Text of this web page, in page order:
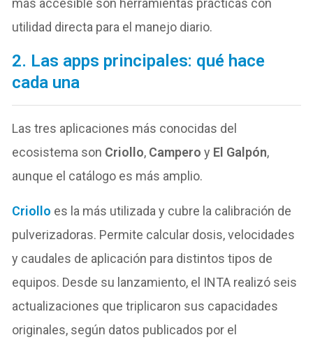
utilidad directa para el manejo diario.
2. Las apps principales: qué hace
cada una
Las tres aplicaciones más conocidas del
ecosistema son Criollo, Campero y El Galpón,
aunque el catálogo es más amplio.
Criollo es la más utilizada y cubre la calibración de
pulverizadoras. Permite calcular dosis, velocidades
y caudales de aplicación para distintos tipos de
equipos. Desde su lanzamiento, el INTA realizó seis
actualizaciones que triplicaron sus capacidades
originales, según datos publicados por el